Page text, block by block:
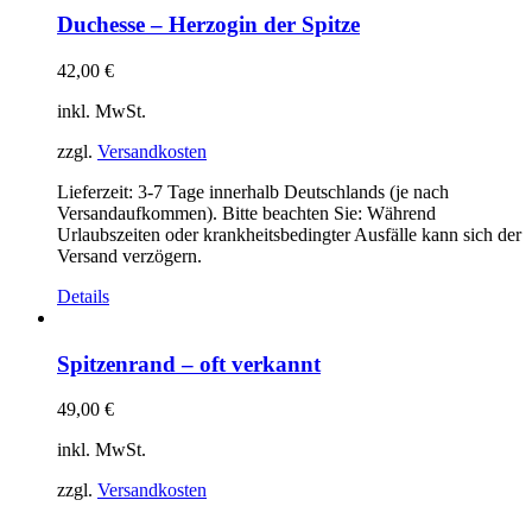
Duchesse – Herzogin der Spitze
42,00 €
inkl. MwSt.
zzgl. Versandkosten
Lieferzeit: 3-7 Tage innerhalb Deutschlands (je nach
Versandaufkommen). Bitte beachten Sie: Während
Urlaubszeiten oder krankheitsbedingter Ausfälle kann sich der
Versand verzögern.
Details
Spitzenrand – oft verkannt
49,00 €
inkl. MwSt.
zzgl. Versandkosten